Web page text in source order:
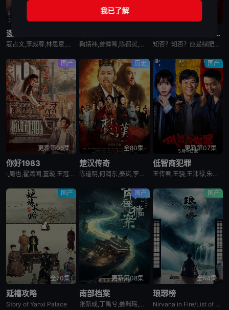
逐玉
寇占文,李殿尊,林思意,岳旸,谭凯,严屹宽,杜淳,刘琳,李建义,马跃,叶祖新,毛林林,苑冉,何昶希,田丽,卢勇,王亭文,李卿,田曦薇,孔雪儿,林沐然,张舒沦,张凌赫,高卿尘,付淼,任豪,邓凯,向夏,庞竞,韩浩天,高上淇,喻钟黎,李昱唯 鞠婧祎,曾舜晞,陈都灵,田嘉瑞,闫桉,饶嘉迪,高嘉妍,左宸屹,欧米德,吴晗,邬正容,高梓添,夏之光,江一燕,章时安,范世錡,刘宇,汪铎,姜贞羽,常华森,金靖,陈若轩,孙晨竣
全78集
知否知否应是绿肥红瘦
知否？知否？应是绿肥红瘦/明兰传/The Story of Ming Lan
国产
更新第06集
你好1983
:,周也,翟潇闻,董璇,王冠逸,赵达,涂凌,蒋易,
历史
全80集
楚汉传奇
陈道明,何润东,秦岚,李依晓,杨立新,段奕宏,胡东,孙海英,霍青
国产
更新第07集
低智商犯罪
王传君,王骁,王沛禄,朱云峰,栾元晖,谭希和,王正权,梅宝莱,田曦薇,姜冠南,张瑞涵,荣飞,宗俊涛,董宝石,宋郁河
国产
全70集
延禧攻略
Story of Yanxi Palace
国产
更新第08集
南部档案
张新成,丁禹兮,姜珮瑶,富大龙,刘令姿,张宸逍,李欢,姜卓君,徐正溪,韩栋,季肖冰,徐振轩,程相,应灏铭,曲高位,寇振海,佟晨洁,屠显智
国产
全54集
琅琊榜
Nirvana in Fire/List of Langya